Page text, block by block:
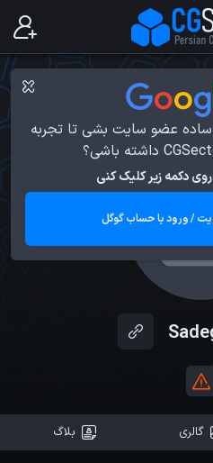
عضو سایت بشی تا تجربه
دکمه زیر کلیک کنی
/ ورود با حساب گوگل
گالری بلاگ